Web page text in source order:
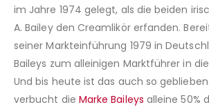
im Jahre 1974 gelegt, als die beiden
A. Bailey den Creamlikör erfanden.
seiner Markteinführung 1979 in
Baileys zum alleinigen Marktführer in
Und bis heute ist das auch so
verbucht die Marke Baileys alleine 50%